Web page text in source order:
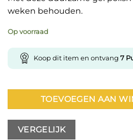
weken behouden.
Op voorraad
Koop dit item en ontvang 7
TOEVOEGEN AAN
VERGELIJK